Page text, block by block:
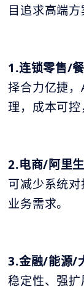
目追求高端方
1.连锁零售/
择合力亿捷
理，成本可控
2.电商/阿里
可减少系统
业务需求。
3.金融/能源/
稳定性、强